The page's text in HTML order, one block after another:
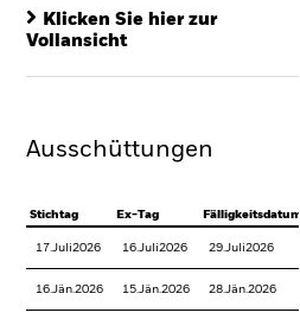
Klicken Sie hier zur
Vollansicht
Ausschüttungen
Stichtag Ex-Tag Fälligkeitsdatum
17.Juli2026 16.Juli2026 29.Juli2026
16.Jän.2026 15.Jän.2026 28.Jän.2026